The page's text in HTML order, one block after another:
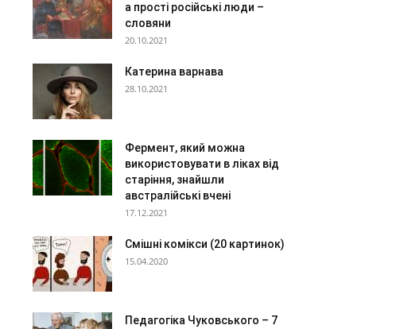
а прості російські люди –
словяни
20.10.2021
Катерина варнава
28.10.2021
Фермент, який можна
використовувати в ліках від
старіння, знайшли
австралійські вчені
17.12.2021
Смішні комікси (20 картинок)
15.04.2020
Педагогіка Чуковського – 7